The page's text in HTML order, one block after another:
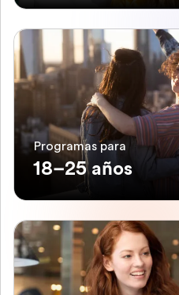
Programas para
18–25 años